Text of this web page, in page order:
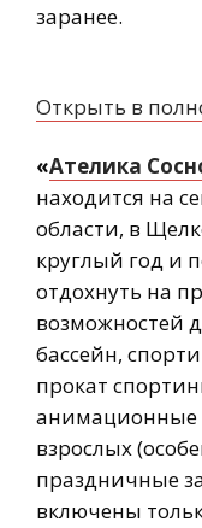
заранее.
Открыть в
«Ателика
находится на
области, в
круглый год и
отдохнуть на
возможностей
бассейн,
прокат
анимационные
взрослых
праздничные
включены